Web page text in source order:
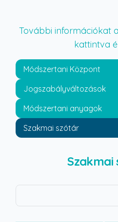
További információkat
kattintva
Módszertani Központ
Jogszabályváltozások
Módszertani anyagok
Szakmai szótár
Szakmai